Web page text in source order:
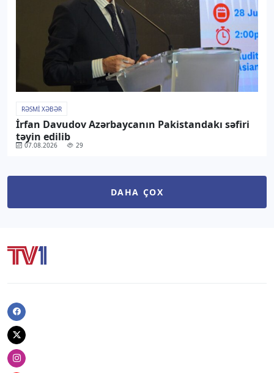
RƏSMI XƏBƏR
İrfan Davudov Azərbaycanın Pakistandakı səfiri
təyin edilib
07.08.2026 29
DAHA ÇOX
Facebook
Twitter
Instagram